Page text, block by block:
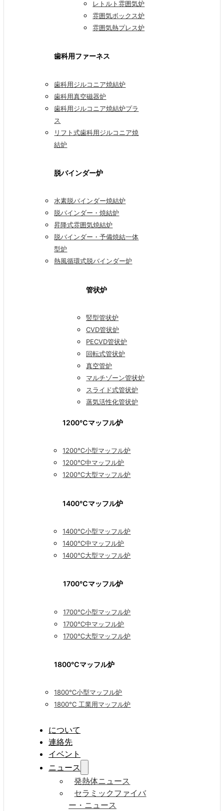
レトルト雰囲気炉
雰囲気ボックス炉
雰囲気熱プレス炉
歯科用ファーネス
歯科用ジルコニア焼結炉
歯科用真空磁器炉
歯科用ジルコニア焼結炉プラ
ス
リフト式歯科用ジルコニア焼
結炉
脱バインダー炉
水素脱バインダー焼結炉
脱バインダー・焼結炉
昇降式雰囲気焼結炉
脱バインダー・予備焼結一体
型炉
熱風循環式脱バインダー炉
管状炉
竪型管状炉
CVD管状炉
PECVD管状炉
回転式管状炉
真空管炉
マルチゾーン管状炉
スライド式管状炉
蒸気活性化管状炉
1200℃マッフル炉
1200℃小型マッフル炉
1200℃中マッフル炉
1200℃大型マッフル炉
1400℃マッフル炉
1400℃小型マッフル炉
1400℃中マッフル炉
1400℃大型マッフル炉
1700℃マッフル炉
1700℃小型マッフル炉
1700℃中マッフル炉
1700℃大型マッフル炉
1800℃マッフル炉
1800℃小型マッフル炉
1800°C 工業用マッフル炉
について
連絡先
イベント
ニュース
発熱体ニュース
セラミックファイバ
ー・ニュース